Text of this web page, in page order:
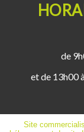
de
et de 13h00
Site